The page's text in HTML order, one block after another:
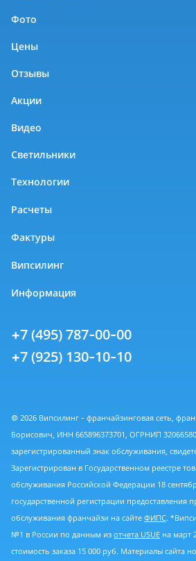
Фото
Цены
Отзывы
Акции
Видео
Светильники
Технологии
Расчеты
Фактуры
Випсилинг
Информация
+7 (495) 787-00-00
+7 (925) 130-10-10
© 2026 Випсилинг - франчайзинговая сеть,
Борисович, ИНН 665896373701, ОГРНИП
зарегистрированный знак обслуживания,
Зарегистрирован в Государственном реестре
обслуживания Российской Федерации 18
государственной регистрации предоставления
обслуживания франчайзи на сайте ФИПС.
№1 в России по данным из отчета USUE на март
стоимость заказа 15 000 руб. Материалы сайта